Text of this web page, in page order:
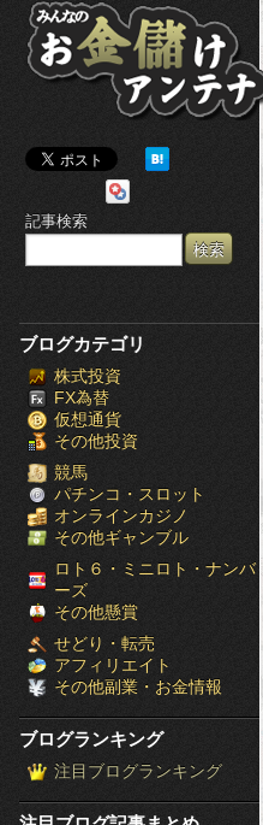
記事検索
ブログカテゴリ
株式投資
FX為替
仮想通貨
その他投資
競馬
パチンコ・スロット
オンラインカジノ
その他ギャンブル
ロト６・ミニロト・ナンバ
ーズ
その他懸賞
せどり・転売
アフィリエイト
その他副業・お金情報
ブログランキング
注目ブログランキング